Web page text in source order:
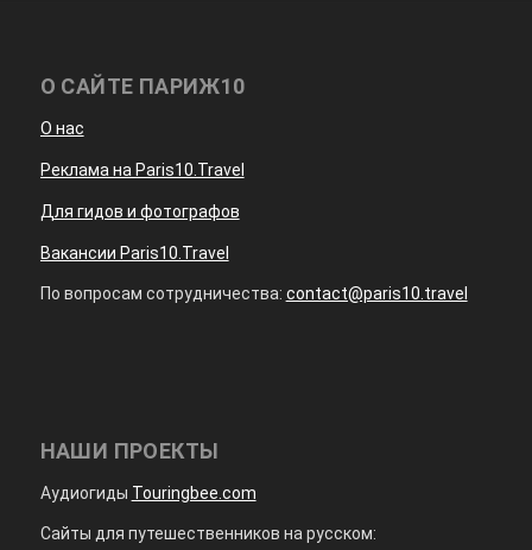
О САЙТЕ ПАРИЖ10
О нас
Реклама на Paris10.Travel
Для гидов и фотографов
Вакансии Paris10.Travel
По вопросам сотрудничества: contact@paris10.travel
НАШИ ПРОЕКТЫ
Аудиогиды Touringbee.com
Сайты для путешественников на русском: